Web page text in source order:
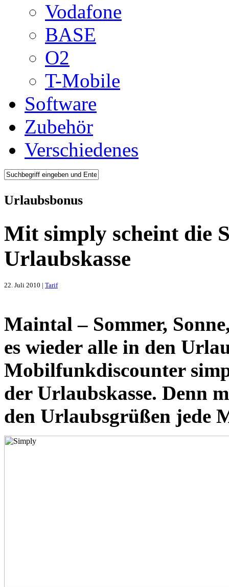
Vodafone
BASE
O2
T-Mobile
Software
Zubehör
Verschiedenes
Urlaubsbonus
Mit simply scheint die
Urlaubskasse
22. Juli 2010 | Tarif
Maintal – Sommer,
es wieder alle in den
Mobilfunkdiscounter
der Urlaubskasse. Denn
den Urlaubsgrüßen jede